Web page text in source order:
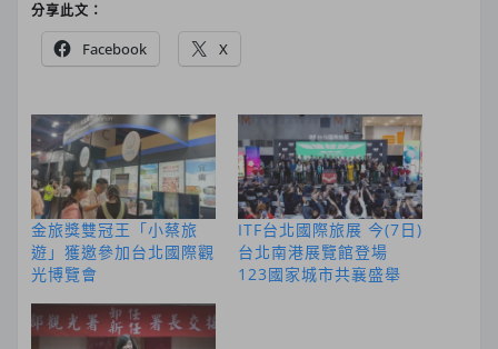
分享此文：
Facebook X
金旅獎雙冠王「小蔡旅
遊」獲邀參加台北國際觀
光博覽會
ITF台北國際旅展 今(7日)
台北南港展覽館登場
123國家城市共襄盛舉